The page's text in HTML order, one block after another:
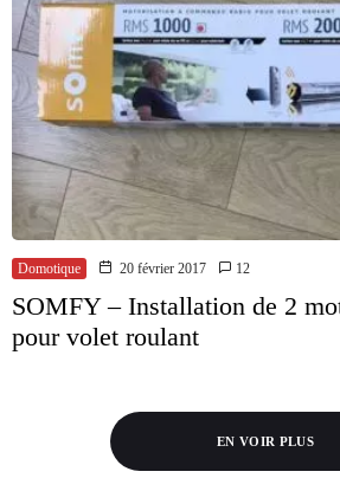
Domotique 20 février 2017 12
SOMFY – Installation de 2
pour volet roulant
EN VOIR PLUS